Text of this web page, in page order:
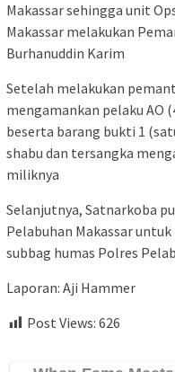
Makassar sehingga unit
Makassar melakukan
Burhanuddin Karim
Setelah melakukan
mengamankan pelaku AO
beserta barang bukti 1
shabu dan tersangka
miliknya
Selanjutnya, Satnarkoba
Pelabuhan Makassar
subbag humas Polres
Laporan: Aji Hammer
Post Views: 626